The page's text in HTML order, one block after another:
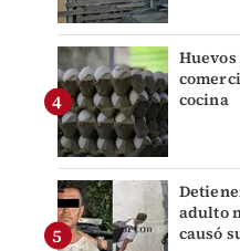
cocina
adulto
causó